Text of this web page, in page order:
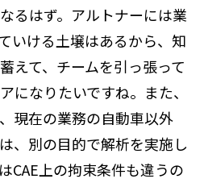
るはず。アルトナーには業
いける土壌はあるから、知
えて、チームを引っ張って
になりたいですね。また、
現在の業務の自動車以外
、別の目的で解析を実施し
CAE上の拘束条件も違うの